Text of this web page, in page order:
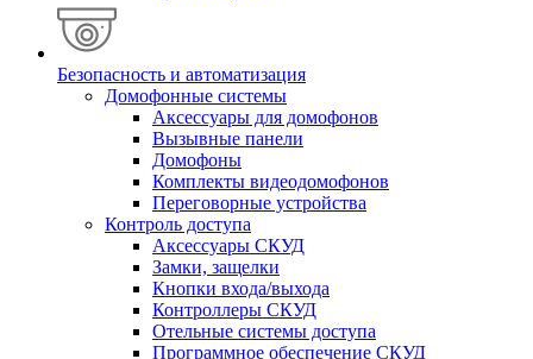
Безопасность и автоматизация
Домофонные системы
Аксессуары для домофонов
Вызывные панели
Домофоны
Комплекты видеодомофонов
Переговорные устройства
Контроль доступа
Аксессуары СКУД
Замки, защелки
Кнопки входа/выхода
Контроллеры СКУД
Отельные системы доступа
Программное обеспечение СКУД